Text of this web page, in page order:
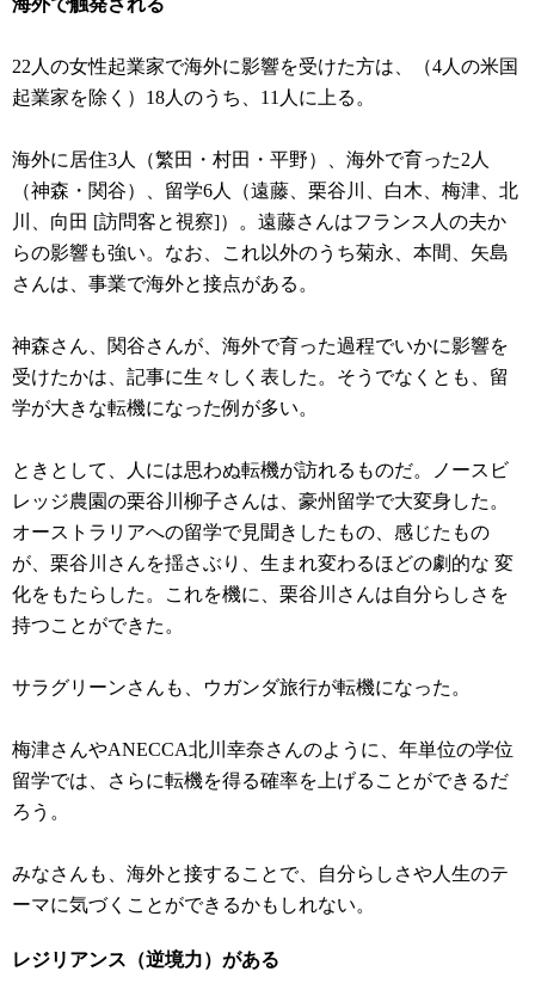
海外で触発される
22人の女性起業家で海外に影響を受けた方は、（4人の米国
起業家を除く）18人のうち、11人に上る。
海外に居住3人（繁田・村田・平野）、海外で育った2人
（神森・関谷）、留学6人（遠藤、栗谷川、白木、梅津、北
川、向田 [訪問客と視察]）。遠藤さんはフランス人の夫か
らの影響も強い。なお、これ以外のうち菊永、本間、矢島
さんは、事業で海外と接点がある。
神森さん、関谷さんが、海外で育った過程でいかに影響を
受けたかは、記事に生々しく表した。そうでなくとも、留
学が大きな転機になった例が多い。
ときとして、人には思わぬ転機が訪れるものだ。ノースビ
レッジ農園の栗谷川柳子さんは、豪州留学で大変身した。
オーストラリアへの留学で見聞きしたもの、感じたもの
が、栗谷川さんを揺さぶり、生まれ変わるほどの劇的な 変
化をもたらした。これを機に、栗谷川さんは自分らしさを
持つことができた。
サラグリーンさんも、ウガンダ旅行が転機になった。
梅津さんやANECCA北川幸奈さんのように、年単位の学位
留学では、さらに転機を得る確率を上げることができるだ
ろう。
みなさんも、海外と接することで、自分らしさや人生のテ
ーマに気づくことができるかもしれない。
レジリアンス（逆境力）がある